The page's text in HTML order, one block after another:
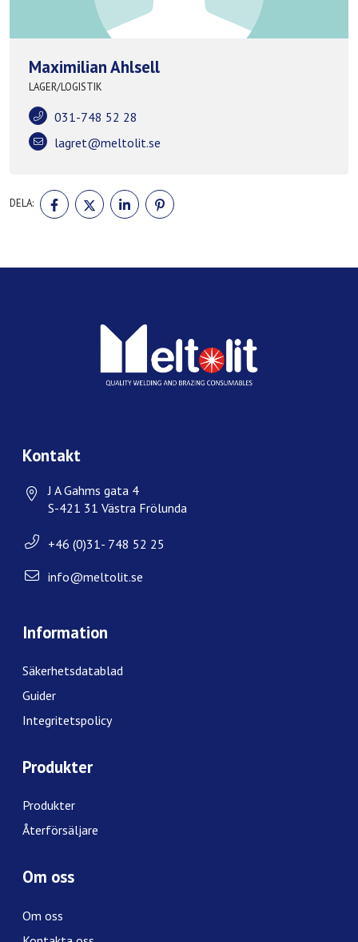
Maximilian Ahlsell
LAGER/LOGISTIK
031-748 52 28
lagret@meltolit.se
DELA:
DELA
PÅ
FACEBOOK
DELA
PÅ
TWITTER
DELA
PÅ
LINKEDIN
PÅ
Kontakt
J A Gahms gata 4
S-421 31 Västra Frölunda
+46 (0)31- 748 52 25
info@meltolit.se
Information
Säkerhetsdatablad
Guider
Integritetspolicy
Produkter
Produkter
Återförsäljare
Om oss
Om oss